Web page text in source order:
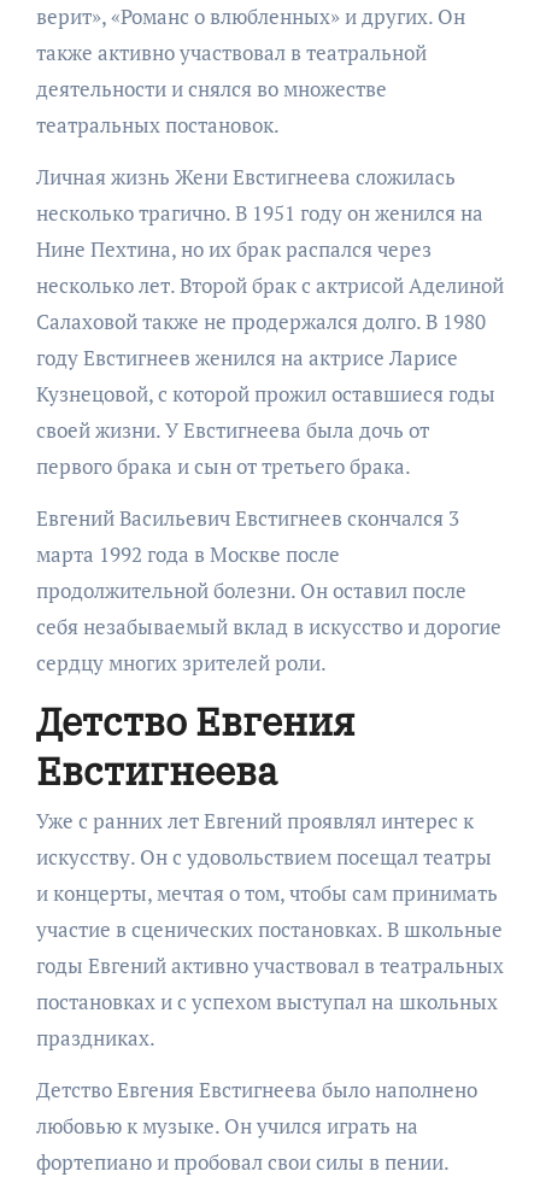
верит», «Романс о влюбленных» и других. Он
также активно участвовал в театральной
деятельности и снялся во множестве
театральных постановок.
Личная жизнь Жени Евстигнеева сложилась
несколько трагично. В 1951 году он женился на
Нине Пехтина, но их брак распался через
несколько лет. Второй брак с актрисой Аделиной
Салаховой также не продержался долго. В 1980
году Евстигнеев женился на актрисе Ларисе
Кузнецовой, с которой прожил оставшиеся годы
своей жизни. У Евстигнеева была дочь от
первого брака и сын от третьего брака.
Евгений Васильевич Евстигнеев скончался 3
марта 1992 года в Москве после
продолжительной болезни. Он оставил после
себя незабываемый вклад в искусство и дорогие
сердцу многих зрителей роли.
Детство Евгения
Евстигнеева
Уже с ранних лет Евгений проявлял интерес к
искусству. Он с удовольствием посещал театры
и концерты, мечтая о том, чтобы сам принимать
участие в сценических постановках. В школьные
годы Евгений активно участвовал в театральных
постановках и с успехом выступал на школьных
праздниках.
Детство Евгения Евстигнеева было наполнено
любовью к музыке. Он учился играть на
фортепиано и пробовал свои силы в пении.